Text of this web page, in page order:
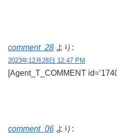
comment_28 より:
2023年12月28日 12:47 PM
[Agent_T_COMMENT
comment_06 より: